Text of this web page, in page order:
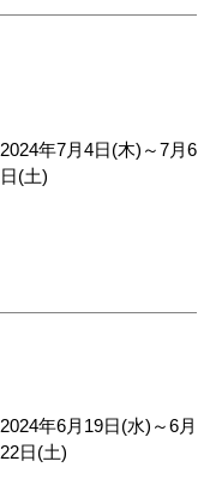
2024年7月4日(木)～7月6
日(土)
2024年6月19日(水)～6月
22日(土)